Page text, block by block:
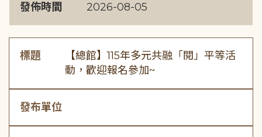
發佈時間 2026-08-05
標題
【總館】115年多元共融「閱」平等活
動，歡迎報名參加~
發布單位